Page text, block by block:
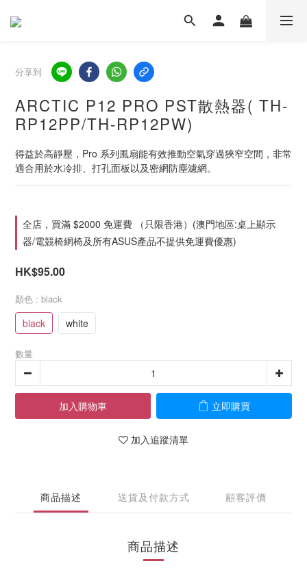
分享到
ARCTIC P12 PRO PST散熱器( TH-
RP12PP/TH-RP12PW)
得益於高靜壓，Pro 系列風扇能有效推動空氣穿過狹窄空間，非常
適合用於水冷排、打孔面板以及密網防塵濾網。
全店，買滿 $2000 免運費 （只限香港）(澳門地區:桌上顯示
器/電競椅網椅及所有ASUS產品不提供免運費優惠)
HK$95.00
顏色 : black
black white
數量
加入購物車 立即購買
加入追蹤清單
商品描述 送貨及付款方式 顧客評價
商品描述